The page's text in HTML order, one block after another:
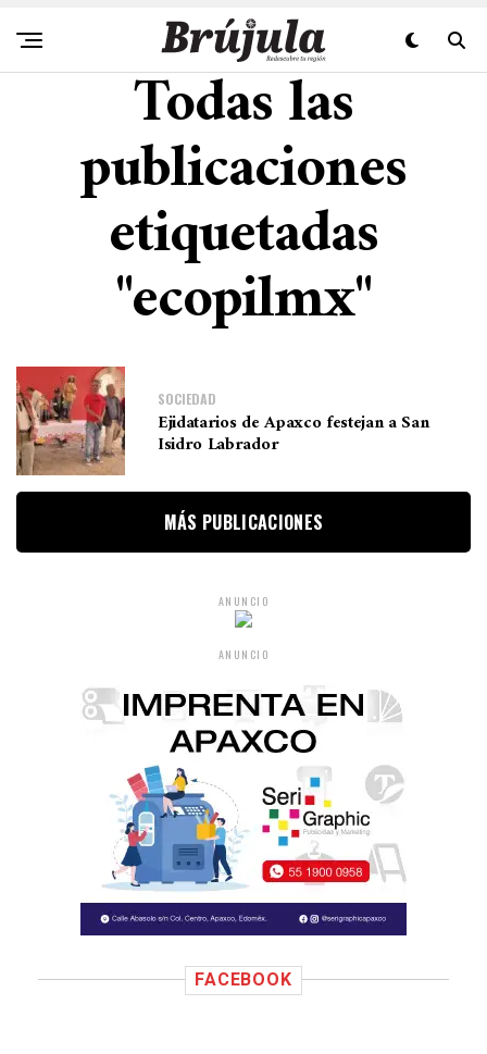
Todas las
publicaciones
etiquetadas
"ecopilmx"
SOCIEDAD
Ejidatarios de Apaxco festejan a San
Isidro Labrador
MÁS PUBLICACIONES
ANUNCIO
ANUNCIO
FACEBOOK